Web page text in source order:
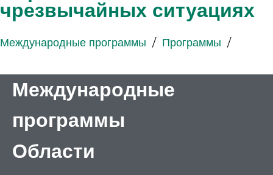
чрезвычайных ситуациях
Международные программы / Программы /
Международные
программы
Области